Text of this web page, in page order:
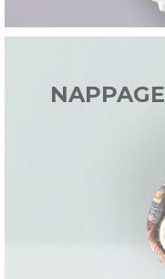
NAPPAGE